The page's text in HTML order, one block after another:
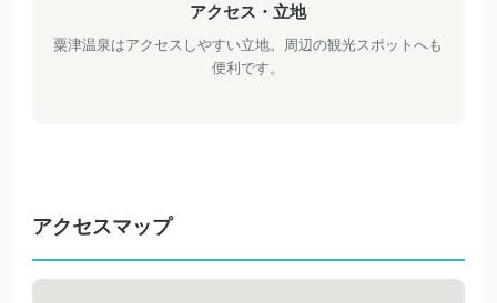
アクセス・立地
粟津温泉はアクセスしやすい立地。周辺の観光スポットへも
便利です。
アクセスマップ